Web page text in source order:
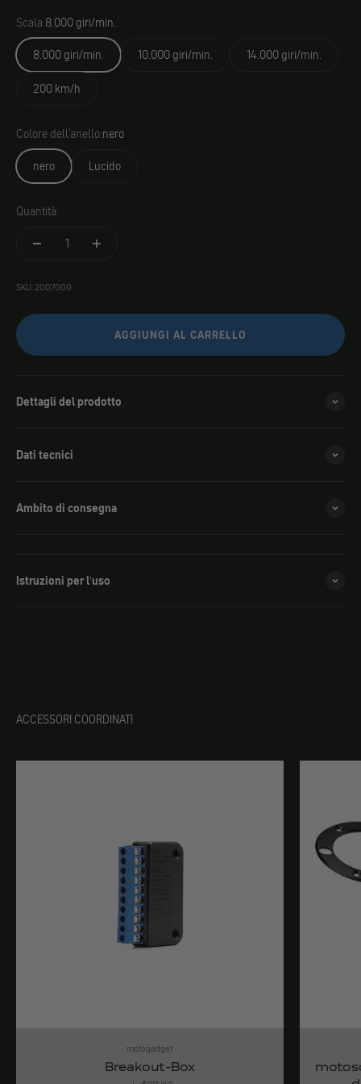
Scala:8.000 giri/min.
8.000 giri/min.
10.000 giri/min. 14.000 giri/min.
200 km/h
Colore dell'anello:nero
nero
Lucido
Quantità:
SKU: 2007000
AGGIUNGI AL CARRELLO
Dettagli del prodotto
Dati tecnici
Ambito di consegna
Istruzioni per l'uso
ACCESSORI COORDINATI
motogadget
Breakout-Box